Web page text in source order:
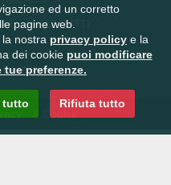
CONTATTI
Adige
Cookie
ed un corretto
pagine web.
nostra privacy policy e la
dei cookie puoi modificare
preferenze.
tutto Rifiuta tutto